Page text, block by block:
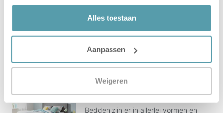
Alles toestaan
Aanpassen
Weigeren
Ergonomische Hoofdkussens
Ergonomische hoofdkussens zijn
ondersteuning bieden aan de slaper.
vaste
Een Nieuw Bed!
Bedden zijn er in allerlei vormen en